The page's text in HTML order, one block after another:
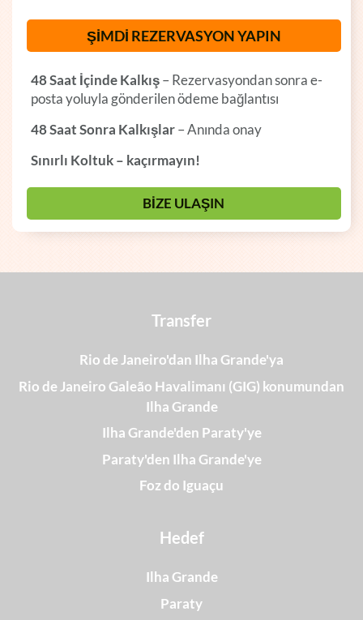
ŞİMDİ REZERVASYON YAPIN
48 Saat İçinde Kalkış– Rezervasyondan sonra e-
posta yoluyla gönderilen ödeme bağlantısı
48 Saat Sonra Kalkışlar– Anında onay
Sınırlı Koltuk – kaçırmayın!
BİZE ULAŞIN
Transfer
Rio de Janeiro'dan Ilha Grande'ya
Rio de Janeiro Galeão Havalimanı (GIG) konumundan
Ilha Grande
Ilha Grande'den Paraty'ye
Paraty'den Ilha Grande'ye
Foz do Iguaçu
Hedef
Ilha Grande
Paraty